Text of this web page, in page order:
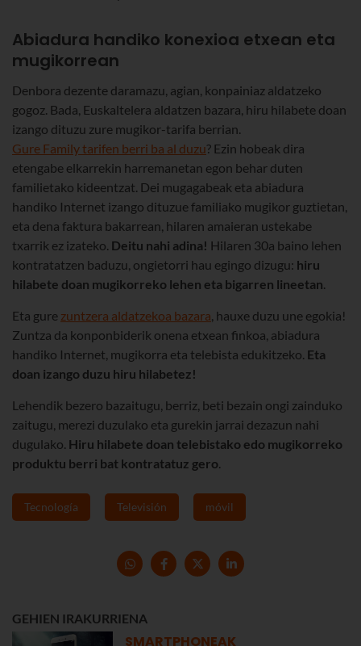
Abiadura handiko konexioa etxean eta
mugikorrean
Denbora dezente daramazu, agian, konpainiaz aldatzeko
gogoz. Bada, Euskaltelera aldatzen bazara, hiru hilabete doan
izango dituzu zure mugikor-tarifa berrian.
Gure Family tarifen berri ba al duzu? Ezin hobeak dira
etengabe elkarrekin harremanetan egon behar duten
familietako kideentzat. Dei mugagabeak eta abiadura
handiko Internet izango dituzue familiako mugikor guztietan,
eta dena faktura bakarrean, hilaren amaieran ustekabe
txarrik ez izateko. Deitu nahi adina! Hilaren 30a baino lehen
kontratatzen baduzu, ongietorri hau egingo dizugu: hiru
hilabete doan mugikorreko lehen eta bigarren lineetan.
Eta gure zuntzera aldatzekoa bazara, hauxe duzu une egokia!
Zuntza da konponbiderik onena etxean finkoa, abiadura
handiko Internet, mugikorra eta telebista edukitzeko. Eta
doan izango duzu hiru hilabetez!
Lehendik bezero bazaitugu, berriz, beti bezain ongi zainduko
zaitugu, merezi duzulako eta gurekin jarrai dezazun nahi
dugulako. Hiru hilabete doan telebistako edo mugikorreko
produktu berri bat kontratatuz gero.
Tecnología Televisión móvil
GEHIEN IRAKURRIENA
SMARTPHONEAK